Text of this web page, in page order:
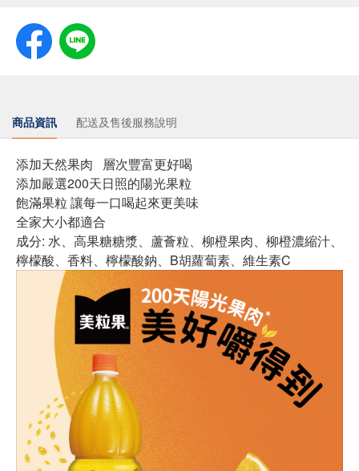
商品資訊 配送及售後服務說明
添加天然果肉 層次豐富更好喝
添加嚴選200天日照的陽光果粒
飽滿果粒 讓每一口喝起來更美味
全家大小都適合
成分: 水、高果糖糖漿、蘆薈粒、柳橙果肉、柳橙濃縮汁、
檸檬酸、香料、檸檬酸鈉、B胡蘿蔔素、維生素C